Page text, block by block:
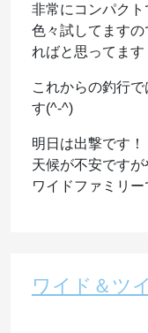
非常にコンパクト
色々試してます
ればと思ってます
これからの釣行
す(^-^)
明日は出撃です！
天候が不安ですが
ワイドファミリー
ワイド＆ツ